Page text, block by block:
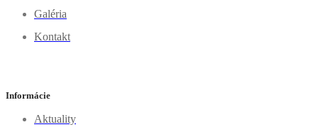
Galéria
Kontakt
Informácie
Aktuality